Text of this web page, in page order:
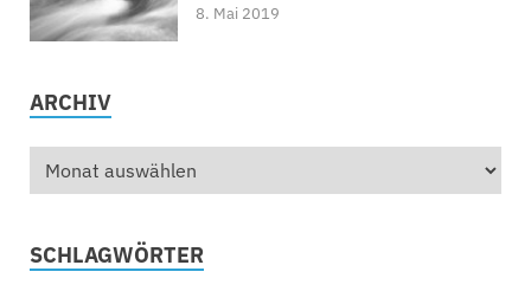
8. Mai 2019
ARCHIV
SCHLAGWÖRTER